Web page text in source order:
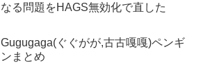
なる問題をHAGS無効化で直した
Gugugaga(ぐぐがが,古古嘎嘎)ペンギ
ンまとめ